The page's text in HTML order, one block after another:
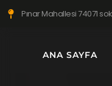
Pınar Mahallesi 74071
ANA SAYFA